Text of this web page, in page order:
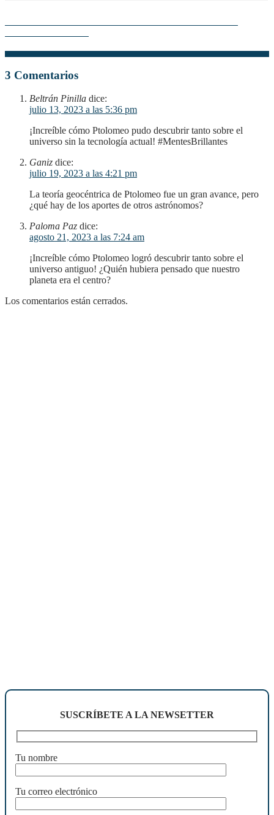
3 Comentarios
Beltrán Pinilla dice:
julio 13, 2023 a las 5:36 pm
¡Increíble cómo Ptolomeo pudo descubrir tanto sobre el
universo sin la tecnología actual! #MentesBrillantes
Ganiz dice:
julio 19, 2023 a las 4:21 pm
La teoría geocéntrica de Ptolomeo fue un gran avance, pero
¿qué hay de los aportes de otros astrónomos?
Paloma Paz dice:
agosto 21, 2023 a las 7:24 am
¡Increíble cómo Ptolomeo logró descubrir tanto sobre el
universo antiguo! ¿Quién hubiera pensado que nuestro
planeta era el centro?
Los comentarios están cerrados.
SUSCRÍBETE A LA NEWSETTER
Tu nombre
Tu correo electrónico